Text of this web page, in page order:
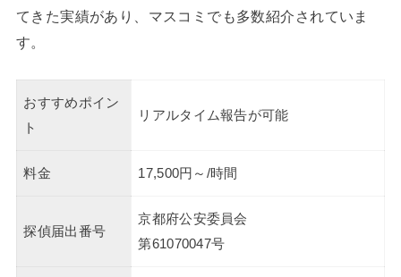
てきた実績があり、マスコミでも多数紹介されていま
す。
おすすめポイン
ト
リアルタイム報告が可能
料金 17,500円～/時間
探偵届出番号
京都府公安委員会
第61070047号